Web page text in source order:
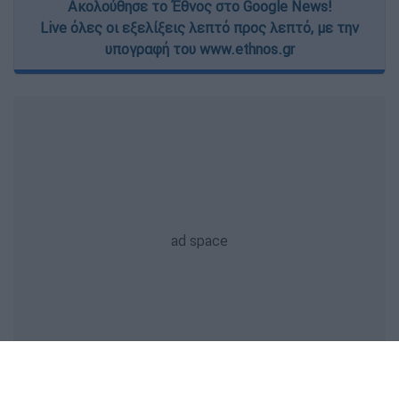
Ακολούθησε το Έθνος στο Google News!
Live όλες οι εξελίξεις λεπτό προς λεπτό, με την
υπογραφή του www.ethnos.gr